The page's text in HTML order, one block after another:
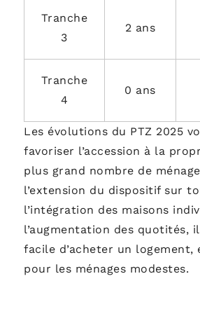
Tranche
3
2 ans
Tranche
4
0 ans
Les évolutions du PTZ 2025
favoriser l’accession à la
plus grand nombre de
l’extension du dispositif sur
l’intégration des maisons
l’augmentation des quotités,
facile d’acheter un logement,
pour les ménages modestes.